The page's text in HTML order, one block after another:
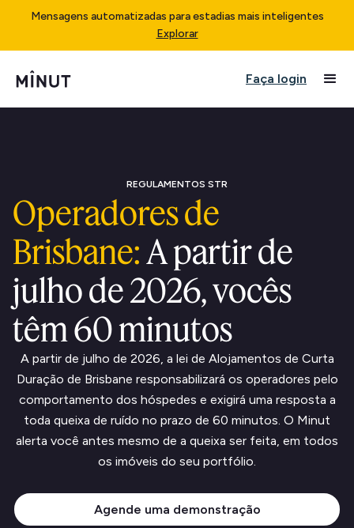
Mensagens automatizadas para estadias mais inteligentes
Explorar
Faça login
REGULAMENTOS STR
Operadores de
Brisbane:A partir de
julho de 2026, vocês
têm 60 minutos
A partir de julho de 2026, a lei de Alojamentos de Curta
Duração de Brisbane responsabilizará os operadores pelo
comportamento dos hóspedes e exigirá uma resposta a
toda queixa de ruído no prazo de 60 minutos. O Minut
alerta você antes mesmo de a queixa ser feita, em todos
os imóveis do seu portfólio.
Agende uma demonstração